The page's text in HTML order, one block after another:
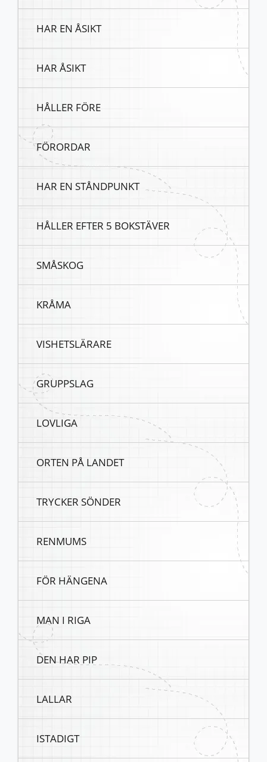
HAR EN ÅSIKT
HAR ÅSIKT
HÅLLER FÖRE
FÖRORDAR
HAR EN STÅNDPUNKT
HÅLLER EFTER 5 BOKSTÄVER
SMÅSKOG
KRÅMA
VISHETSLÄRARE
GRUPPSLAG
LOVLIGA
ORTEN PÅ LANDET
TRYCKER SÖNDER
RENMUMS
FÖR HÄNGENA
MAN I RIGA
DEN HAR PIP
LALLAR
ISTADIGT